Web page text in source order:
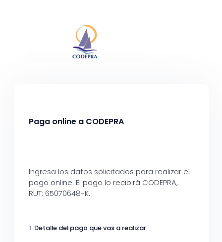
Paga online a CODEPRA
Ingresa los datos solicitados para realizar el
pago online. El pago lo recibirá CODEPRA,
RUT: 65070648-K.
1. Detalle del pago que vas a realizar